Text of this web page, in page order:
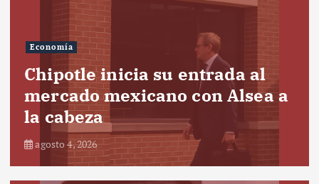
Economía
Chipotle inicia su entrada al
mercado mexicano con Alsea a
la cabeza
agosto 4, 2026